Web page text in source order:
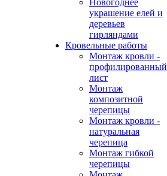
Новогоднее
украшение елей и
деревьев
гирляндами
Кровельные работы
Монтаж кровли -
профилированный
лист
Монтаж
композитной
черепицы
Монтаж кровли -
натуральная
черепица
Монтаж гибкой
черепицы